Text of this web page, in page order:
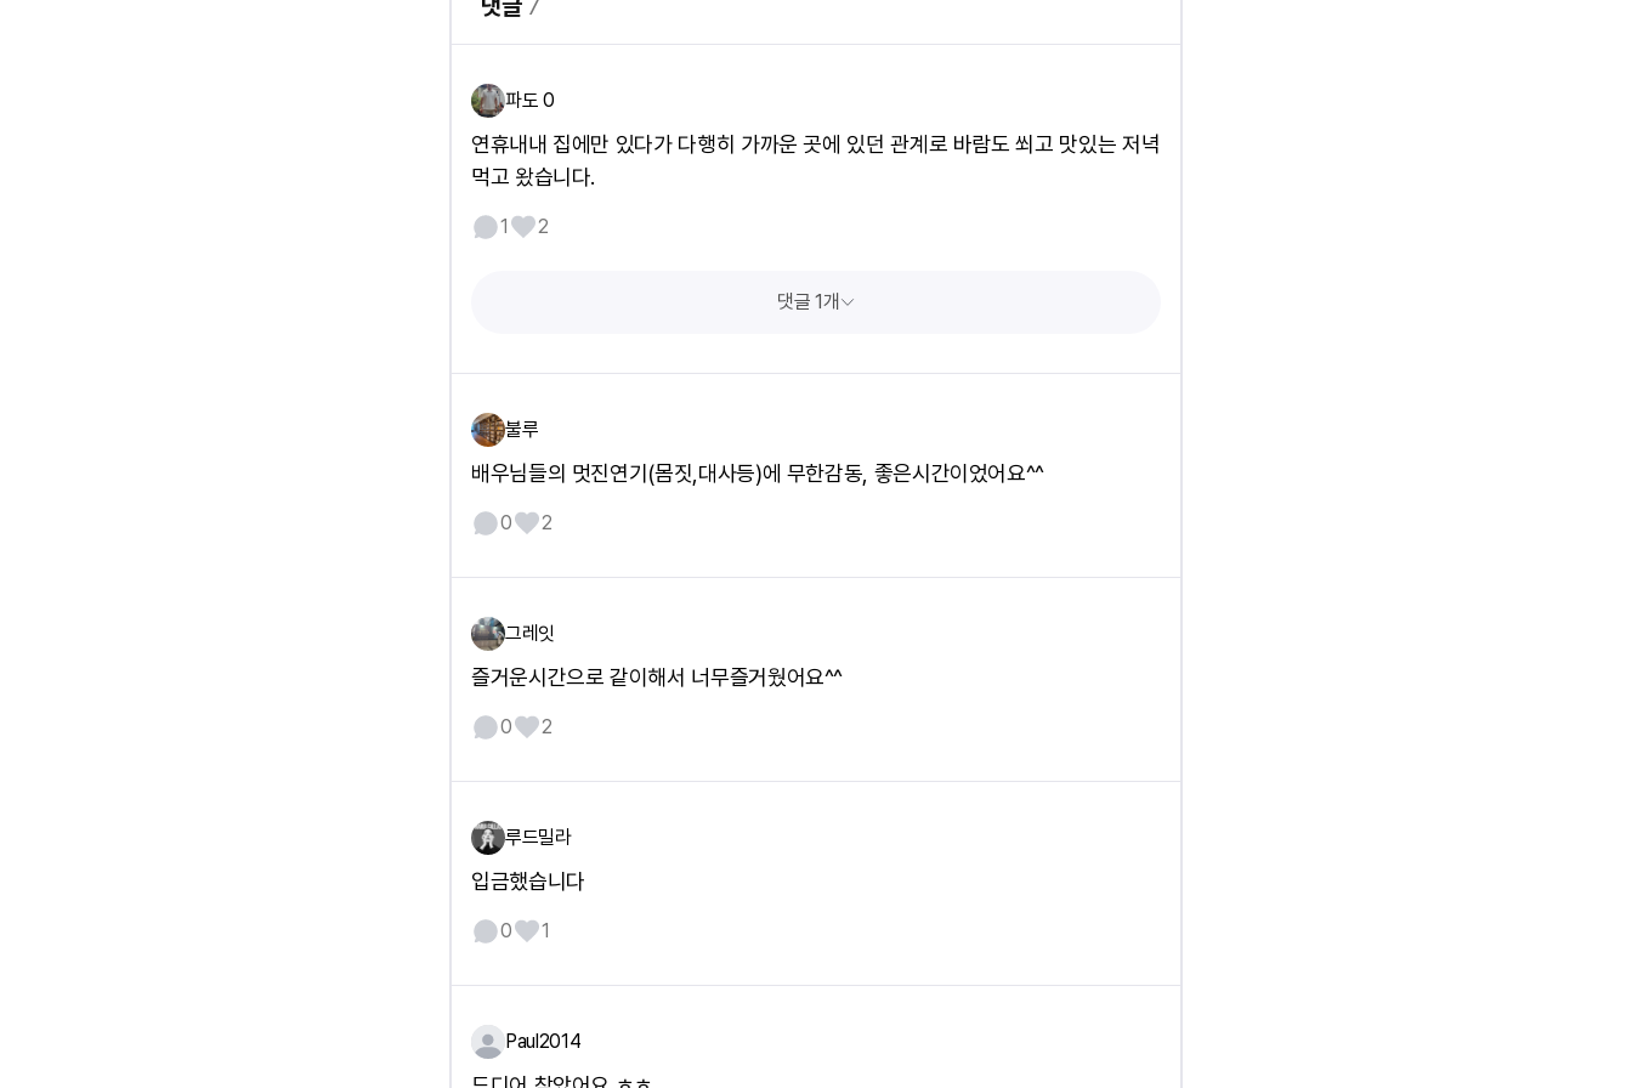
댓글7
파도 0
연휴내내 집에만 있다가 다행히 가까운 곳에 있던 관계로 바람도 쐬고 맛있는 저녁
먹고 왔습니다.
1 2
댓글 1개
불루
배우님들의 멋진연기(몸짓,대사등)에 무한감동, 좋은시간이었어요^^
0 2
그레잇
즐거운시간으로 같이해서 너무즐거웠어요^^
0 2
루드밀라
입금했습니다
0 1
Paul2014